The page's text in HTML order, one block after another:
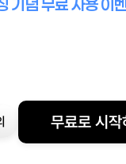
무료로 시작